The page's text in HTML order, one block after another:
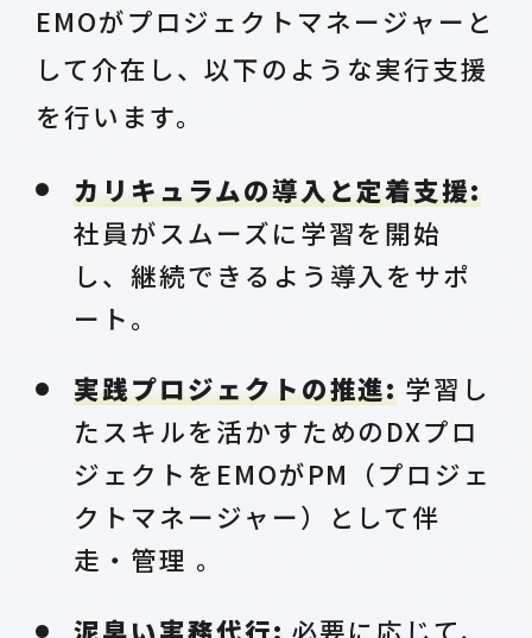
EMOがプロジェクトマネージャーと
して介在し、以下のような実行支援
を行います。
カリキュラムの導入と定着支援:
社員がスムーズに学習を開始
し、継続できるよう導入をサポ
ート。
実践プロジェクトの推進: 学習し
たスキルを活かすためのDXプロ
ジェクトをEMOがPM（プロジェ
クトマネージャー）として伴
走・管理 。